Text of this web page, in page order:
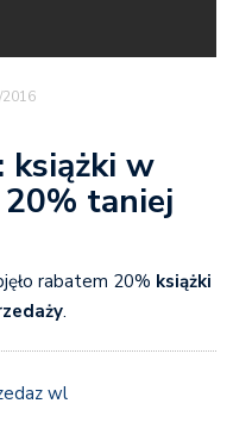
2016
książki w
taniej
rabatem 20% książki
.